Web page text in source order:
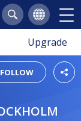
Upgrade
FOLLOW